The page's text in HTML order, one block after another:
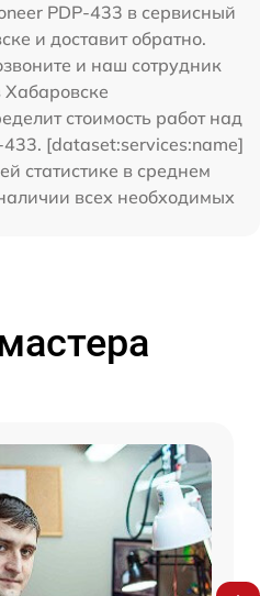
PDP-433 в сервисный
и доставит обратно.
и наш сотрудник
Хабаровске
стоимость работ над
433. [dataset:services:name]
статистике в среднем
всех необходимых